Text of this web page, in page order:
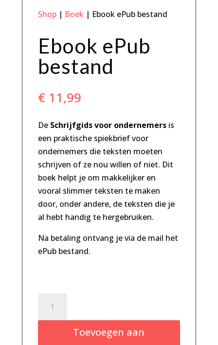
Shop| Boek| Ebook ePub bestand
Ebook ePub
bestand
€11,99
De Schrijfgids voor ondernemersis
een praktische spiekbrief voor
ondernemers die teksten moeten
schrijven of ze nou willen of niet. Dit
boek helpt je om makkelijker en
vooral slimmer teksten te maken
door, onder andere, de teksten die je
al hebt handig te hergebruiken.
Na betaling ontvang je via de mail het
ePub bestand.
ePub
Toevoegen aan